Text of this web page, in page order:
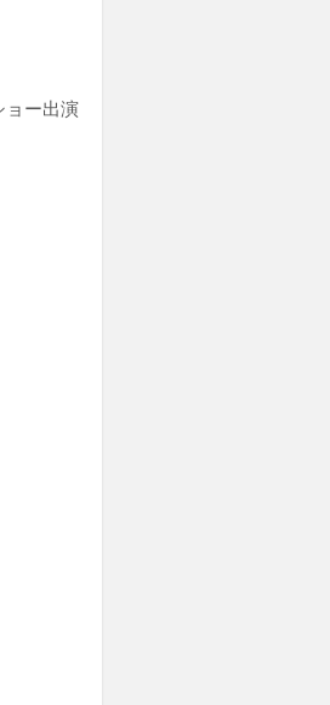
ョー出演